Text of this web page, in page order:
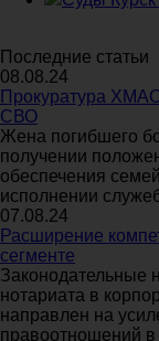
Последние статьи
08.08.24
Прокуратура
СВО
Жена погибшего
получении
обеспечения
исполнении
07.08.24
Расширение
сегменте
Законодательные
нотариата в
направлен на
правоотношений